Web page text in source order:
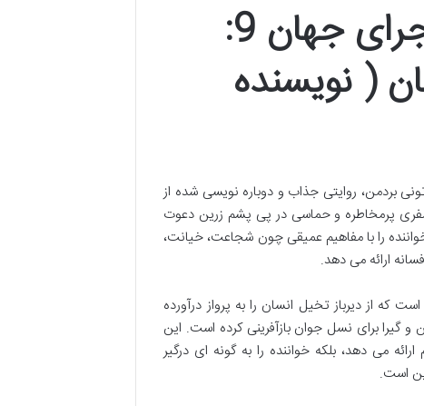
خلاصه کتاب قصه های پرماجرای جهان 9:
( نویسنده
جهان» نوشته تونی بردمن، روایتی جذاب و دوباره نویسی شده از
پرمخاطره و حماسی در پی پشم زرین دعوت
را با مفاهیم عمیقی چون شجاعت، خیانت،
ارائه می دهد.
که از دیرباز تخیل انسان را به پرواز درآورده
گیرا برای نسل جوان بازآفرینی کرده است. این
می دهد، بلکه خواننده را به گونه ای درگیر
است.